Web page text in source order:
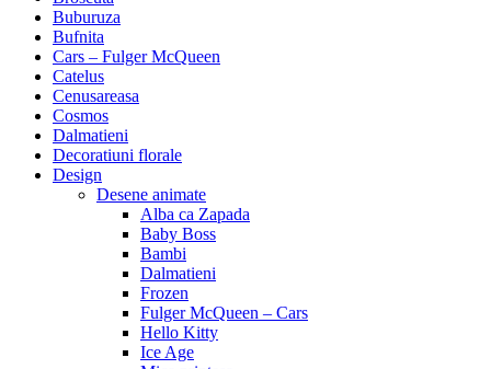
Buburuza
Bufnita
Cars – Fulger McQueen
Catelus
Cenusareasa
Cosmos
Dalmatieni
Decoratiuni florale
Design
Desene animate
Alba ca Zapada
Baby Boss
Bambi
Dalmatieni
Frozen
Fulger McQueen – Cars
Hello Kitty
Ice Age